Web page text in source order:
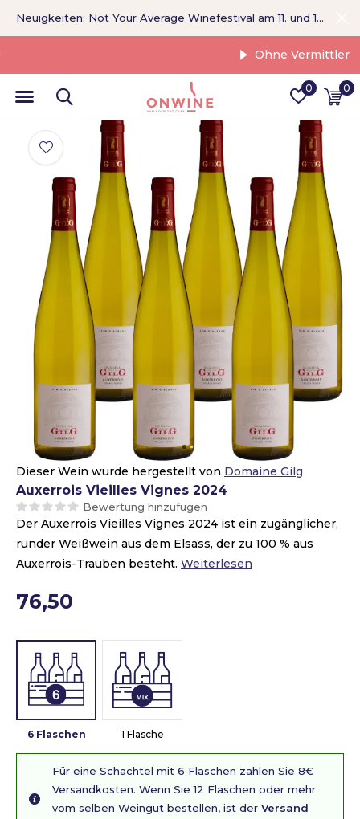
0 0
Neuigkeiten: Not Your Average Winefestival am 11. und 12. September >
Dieser Wein wurde hergestellt von Domaine Gilg
Auxerrois Vieilles Vignes 2024
Bewertung hinzufügen
Der Auxerrois Vieilles Vignes 2024 ist ein zugänglicher,
runder Weißwein aus dem Elsass, der zu 100 % aus
Auxerrois-Trauben besteht. Weiterlesen
76,50
6 Flaschen 1 Flasche
Für eine Schachtel mit 6 Flaschen zahlen Sie 8€
Versandkosten. Wenn Sie 12 Flaschen oder mehr
vom selben Weingut bestellen, ist der Versand